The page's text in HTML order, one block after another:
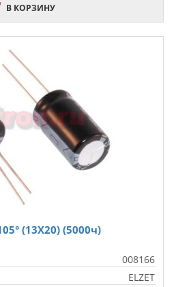
В КОРЗИНУ
(13X20) (5000ч)
008166
ELZET